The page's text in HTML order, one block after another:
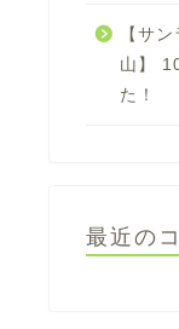
【サ
山】
た！
最近の